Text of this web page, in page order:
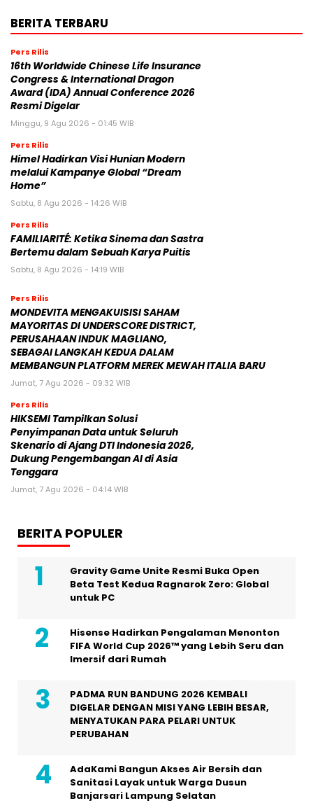
BERITA TERBARU
Pers Rilis
16th Worldwide Chinese Life Insurance
Congress & International Dragon
Award (IDA) Annual Conference 2026
Resmi Digelar
Minggu, 9 Agu 2026 - 01:45 WIB
Pers Rilis
Himel Hadirkan Visi Hunian Modern
melalui Kampanye Global “Dream
Home”
Sabtu, 8 Agu 2026 - 14:26 WIB
Pers Rilis
FAMILIARITÉ: Ketika Sinema dan Sastra
Bertemu dalam Sebuah Karya Puitis
Sabtu, 8 Agu 2026 - 14:19 WIB
Pers Rilis
MONDEVITA MENGAKUISISI SAHAM
MAYORITAS DI UNDERSCORE DISTRICT,
PERUSAHAAN INDUK MAGLIANO,
SEBAGAI LANGKAH KEDUA DALAM
MEMBANGUN PLATFORM MEREK MEWAH ITALIA BARU
Jumat, 7 Agu 2026 - 09:32 WIB
Pers Rilis
HIKSEMI Tampilkan Solusi
Penyimpanan Data untuk Seluruh
Skenario di Ajang DTI Indonesia 2026,
Dukung Pengembangan AI di Asia
Tenggara
Jumat, 7 Agu 2026 - 04:14 WIB
BERITA POPULER
Gravity Game Unite Resmi Buka Open
Beta Test Kedua Ragnarok Zero: Global
untuk PC
Hisense Hadirkan Pengalaman Menonton
FIFA World Cup 2026™ yang Lebih Seru dan
Imersif dari Rumah
PADMA RUN BANDUNG 2026 KEMBALI
DIGELAR DENGAN MISI YANG LEBIH BESAR,
MENYATUKAN PARA PELARI UNTUK
PERUBAHAN
AdaKami Bangun Akses Air Bersih dan
Sanitasi Layak untuk Warga Dusun
Banjarsari Lampung Selatan